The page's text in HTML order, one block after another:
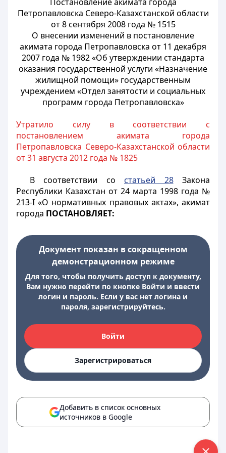
Петропавловска Северо-Казахстанской области
от 8 сентября 2008 года № 1515
О внесении изменений в постановление
акимата города Петропавловска от 11 декабря
2007 года № 1982 «Об утверждении стандарта
оказания государственной услуги «Назначение
жилищной помощи» государственным
учреждением «Отдел занятости и социальных
программ города Петропавловска»
Утратило силу в соответствии с
постановлением акимата города
Петропавловска Северо-Казахстанской области
от 31 августа 2012 года № 1825
В соответствии со статьей 28Закона
Республики Казахстан от 24 марта 1998 года №
213-І «О нормативных правовых актах», акимат
города ПОСТАНОВЛЯЕТ:
Документ показан в сокращенном
демонстрационном режиме
Для того, чтобы получить доступ к документу,
Вам нужно перейти по кнопке Войти и ввести
логин и пароль. Если у вас нет логина и
пароля, зарегистрируйтесь.
Войти
Зарегистрироваться
Добавить в список основных
источников в Google